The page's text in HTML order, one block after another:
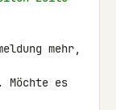
mehr,
es